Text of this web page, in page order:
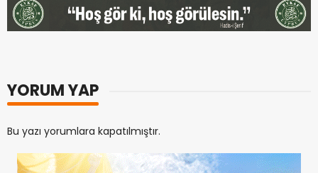
YORUM YAP
Bu yazı yorumlara kapatılmıştır.